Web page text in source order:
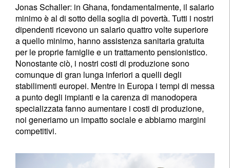
Jonas Schaller: in Ghana, fondamentalmente, il salario
minimo è al di sotto della soglia di povertà. Tutti i nostri
dipendenti ricevono un salario quattro volte superiore
a quello minimo, hanno assistenza sanitaria gratuita
per le proprie famiglie e un trattamento pensionistico.
Nonostante ciò, i nostri costi di produzione sono
comunque di gran lunga inferiori a quelli degli
stabilimenti europei. Mentre in Europa i tempi di messa
a punto degli impianti e la carenza di manodopera
specializzata fanno aumentare i costi di produzione,
noi generiamo un impatto sociale e abbiamo margini
competitivi.
Registrati per ricevere la nostra
newsletter
E-mail